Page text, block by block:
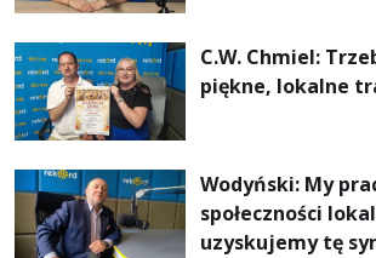
C.W. Chmiel:
piękne, lokalne
Wodyński: My
społeczności
uzyskujemy tę